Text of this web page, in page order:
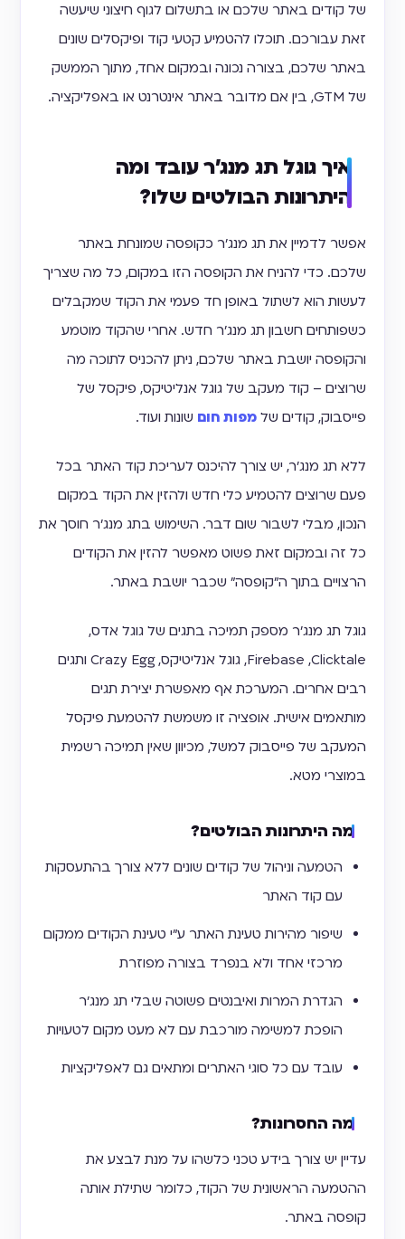
של קודים באתר שלכם או בתשלום לגוף חיצוני שיעשה
זאת עבורכם. תוכלו להטמיע קטעי קוד ופיקסלים שונים
באתר שלכם, בצורה נכונה ובמקום אחד, מתוך הממשק
של GTM, בין אם מדובר באתר אינטרנט או באפליקציה.
איך גוגל תג מנג'ר עובד ומה
היתרונות הבולטים שלו?
אפשר לדמיין את תג מנג'ר כקופסה שמונחת באתר
שלכם. כדי להניח את הקופסה הזו במקום, כל מה שצריך
לעשות הוא לשתול באופן חד פעמי את הקוד שמקבלים
כשפותחים חשבון תג מנג'ר חדש. אחרי שהקוד מוטמע
והקופסה יושבת באתר שלכם, ניתן להכניס לתוכה מה
שרוצים – קוד מעקב של גוגל אנליטיקס, פיקסל של
פייסבוק, קודים של מפות חום שונות ועוד.
ללא תג מנג'ר, יש צורך להיכנס לעריכת קוד האתר בכל
פעם שרוצים להטמיע כלי חדש ולהזין את הקוד במקום
הנכון, מבלי לשבור שום דבר. השימוש בתג מנג'ר חוסך את
כל זה ובמקום זאת פשוט מאפשר להזין את הקודים
הרצויים בתוך ה״קופסה״ שכבר יושבת באתר.
גוגל תג מנג'ר מספק תמיכה בתגים של גוגל אדס,
Firebase ,Clicktale, גוגל אנליטיקס, Crazy Egg ותגים
רבים אחרים. המערכת אף מאפשרת יצירת תגים
מותאמים אישית. אופציה זו משמשת להטמעת פיקסל
המעקב של פייסבוק למשל, מכיוון שאין תמיכה רשמית
במוצרי מטא.
מה היתרונות הבולטים?
הטמעה וניהול של קודים שונים ללא צורך בהתעסקות
עם קוד האתר
שיפור מהירות טעינת האתר ע״י טעינת הקודים ממקום
מרכזי אחד ולא בנפרד בצורה מפוזרת
הגדרת המרות ואיבנטים פשוטה שבלי תג מנג׳ר
הופכת למשימה מורכבת עם לא מעט מקום לטעויות
עובד עם כל סוגי האתרים ומתאים גם לאפליקציות
מה החסרונות?
עדיין יש צורך בידע טכני כלשהו על מנת לבצע את
ההטמעה הראשונית של הקוד, כלומר שתילת אותה
קופסה באתר.